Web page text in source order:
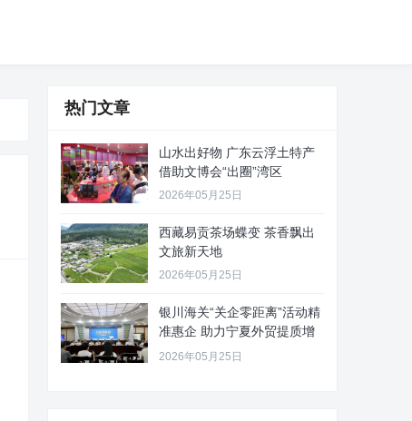
热门文章
山水出好物 广东云浮土特产
借助文博会“出圈”湾区
2026年05月25日
西藏易贡茶场蝶变 茶香飘出
文旅新天地
2026年05月25日
银川海关“关企零距离”活动精
准惠企 助力宁夏外贸提质增
效
2026年05月25日